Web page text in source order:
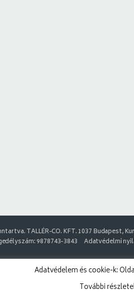
TALLÉR-CO. KFT. 1037 Budapest,
9878743-3843
Adatvédelmi
Adatvédelem és cookie-k:
További